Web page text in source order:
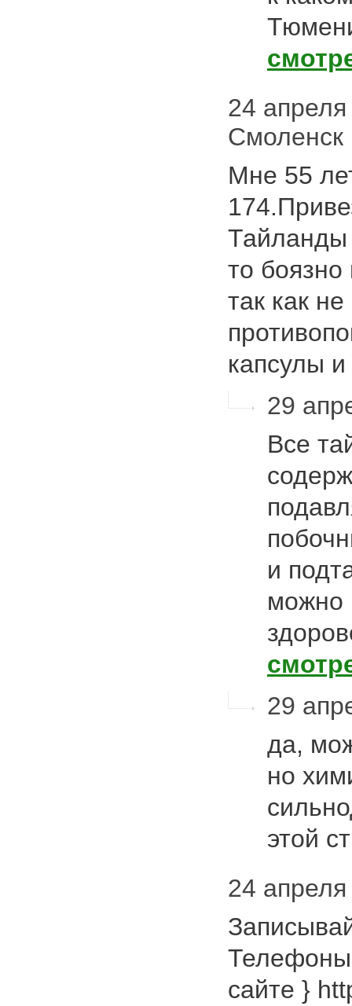
24 апреля
Смоленск
Мне 55
Тайланды
то боязно
так как
капсулы
29
Все
и
можно
29
да,
но
этой
24 апреля
сайте }